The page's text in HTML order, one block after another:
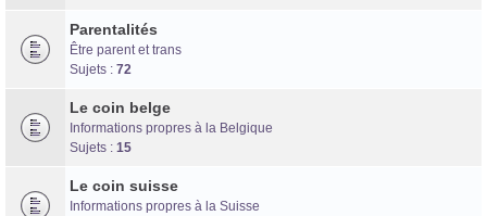
Parentalités
Être parent et trans
Sujets : 72
Le coin belge
Informations propres à la Belgique
Sujets : 15
Le coin suisse
Informations propres à la Suisse